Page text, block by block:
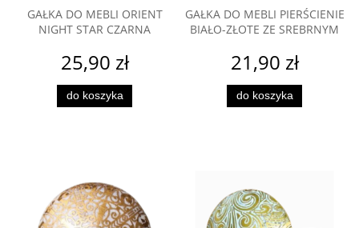
GAŁKA DO MEBLI ORIENT
NIGHT STAR CZARNA
25,90 zł
do koszyka
GAŁKA DO MEBLI PIERŚCIENIE
BIAŁO-ZŁOTE ZE SREBRNYM
21,90 zł
do koszyka